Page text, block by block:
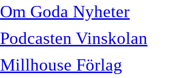
Om Goda Nyheter
Podcasten Vinskolan
Millhouse Förlag